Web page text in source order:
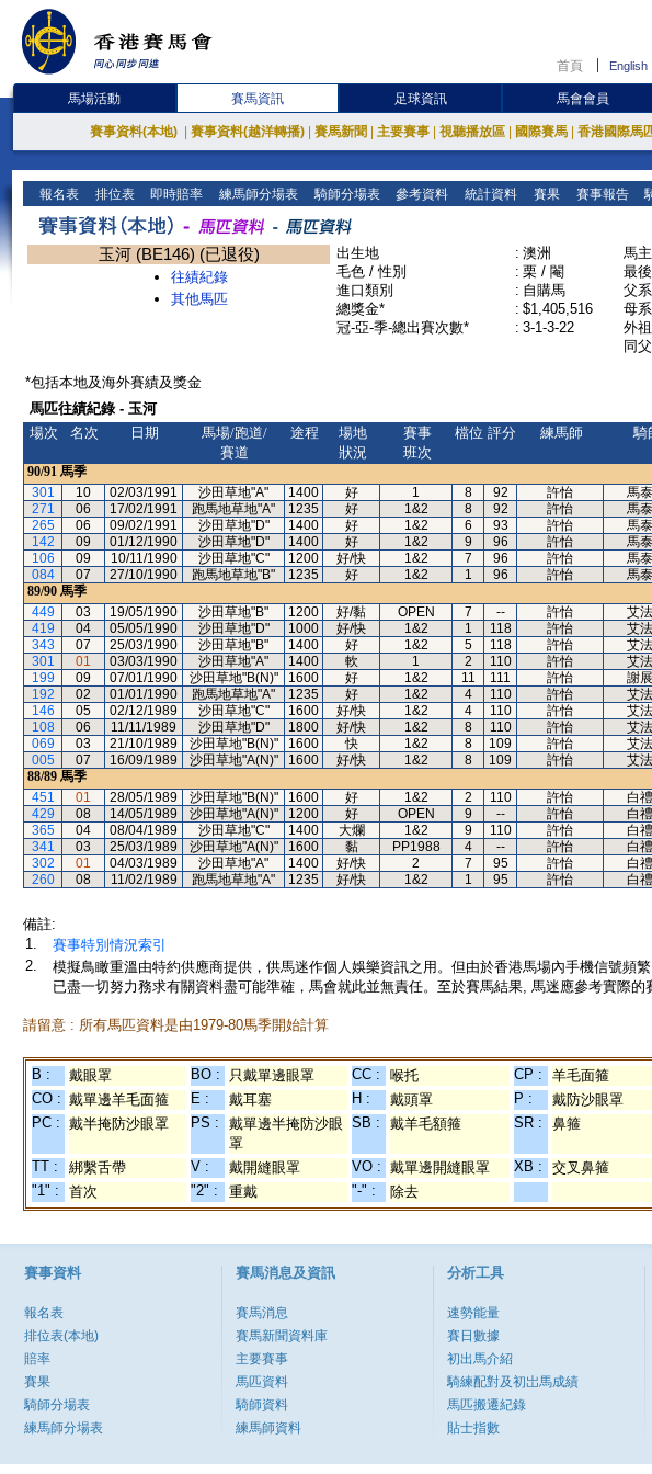
首頁 English
馬場活動 賽馬資訊 足球資訊 馬會會員
賽事資料(本地) 賽事資料(越洋轉播) 賽馬新聞 主要賽事 視聽播放區 國際賽馬 香港國際馬
報名表 排位表 即時賠率 練馬師分場表 騎師分場表 參考資料 統計資料 賽果 賽事報告
玉河 (BE146) (已退役)
往績紀錄
其他馬匹
出生地 : 澳洲
毛色 / 性別
: 栗 / 閹
進口類別
: 自購馬
總獎金*
: $1,405,516
冠-亞-季-總出賽次數*
: 3-1-3-22
馬主
最
父系
母系
外
同
*包括本地及海外賽績及獎金
馬匹往績紀錄 - 玉河
場次
名次 日期
馬場/跑道/
賽道
途程
場地
狀況
賽事
班次
檔位 評分 練馬師 騎
90/91 馬季
301
10 02/03/1991 沙田草地"A" 1400 好 1 8 92 許怡 馬
271
06 17/02/1991 跑馬地草地"A" 1235 好 1&2 8 92 許怡 馬
265
06 09/02/1991 沙田草地"D" 1400 好 1&2 6 93 許怡 馬
142
09 01/12/1990 沙田草地"D" 1400 好 1&2 9 96 許怡 馬
106
09 10/11/1990 沙田草地"C" 1200 好/快 1&2 7 96 許怡 馬
084
07 27/10/1990 跑馬地草地"B" 1235 好 1&2 1 96 許怡 馬
89/90 馬季
449
03 19/05/1990 沙田草地"B" 1200 好/黏 OPEN 7 -- 許怡 艾
419
04 05/05/1990 沙田草地"D" 1000 好/快 1&2 1 118 許怡 艾
343
07 25/03/1990 沙田草地"B" 1400 好 1&2 5 118 許怡 艾
301
01 03/03/1990 沙田草地"A" 1400 軟 1 2 110 許怡 艾
199
09 07/01/1990 沙田草地"B(N)" 1600 好 1&2 11 111 許怡 謝
192
02 01/01/1990 跑馬地草地"A" 1235 好 1&2 4 110 許怡 艾
146
05 02/12/1989 沙田草地"C" 1600 好/快 1&2 4 110 許怡 艾
108
06 11/11/1989 沙田草地"D" 1800 好/快 1&2 8 110 許怡 艾
069
03 21/10/1989 沙田草地"B(N)" 1600 快 1&2 8 109 許怡 艾
005
07 16/09/1989 沙田草地"A(N)" 1600 好/快 1&2 8 109 許怡 艾
88/89 馬季
451
01 28/05/1989 沙田草地"B(N)" 1600 好 1&2 2 110 許怡 白
429
08 14/05/1989 沙田草地"A(N)" 1200 好 OPEN 9 -- 許怡 白
365
04 08/04/1989 沙田草地"C" 1400 大爛 1&2 9 110 許怡 白
341
03 25/03/1989 沙田草地"A(N)" 1600 黏 PP1988 4 -- 許怡 白
302
01 04/03/1989 沙田草地"A" 1400 好/快 2 7 95 許怡 白
260
08 11/02/1989 跑馬地草地"A" 1235 好/快 1&2 1 95 許怡 白
備註:
1.
賽事特別情況索引
2.
模擬鳥瞰重溫由特約供應商提供，供馬迷作個人娛樂資訊之用。但由於香港馬場內手機信號頻
已盡一切努力務求有關資料盡可能準確，馬會就此並無責任。至於賽馬結果, 馬迷應參考實際的
請留意 : 所有馬匹資料是由1979-80馬季開始計算
B : 戴眼罩 BO : 只戴單邊眼罩 CC : 喉托 CP :
羊毛面箍
CO : 戴單邊羊毛面箍 E : 戴耳塞 H : 戴頭罩 P :
戴防沙眼罩
PC : 戴半掩防沙眼罩 PS :
戴單邊半掩防沙眼
罩
SB : 戴羊毛額箍 SR : 鼻箍
TT : 綁繫舌帶 V : 戴開縫眼罩 VO : 戴單邊開縫眼罩 XB :
交叉鼻箍
"1" :
首次 "2" : 重戴 "-" : 除去
賽事資料
報名表
排位表(本地)
賠率
賽果
騎師分場表
練馬師分場表
賽馬消息及資訊
賽馬消息
賽馬新聞資料庫
主要賽事
馬匹資料
騎師資料
練馬師資料
分析工具
速勢能量
賽日數據
初出馬介紹
騎練配對及初岀馬成績
馬匹搬遷紀錄
貼士指數